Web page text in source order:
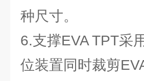
种尺寸。
6.支撑EVA TPT采
位装置同时裁剪